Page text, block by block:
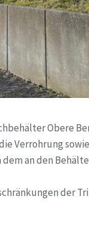
Obere
Verrohrung
an den
der